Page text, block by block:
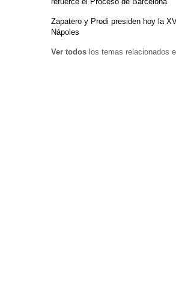
Zapatero y Prodi presiden hoy la
Nápoles
Ver todos los temas relacionados